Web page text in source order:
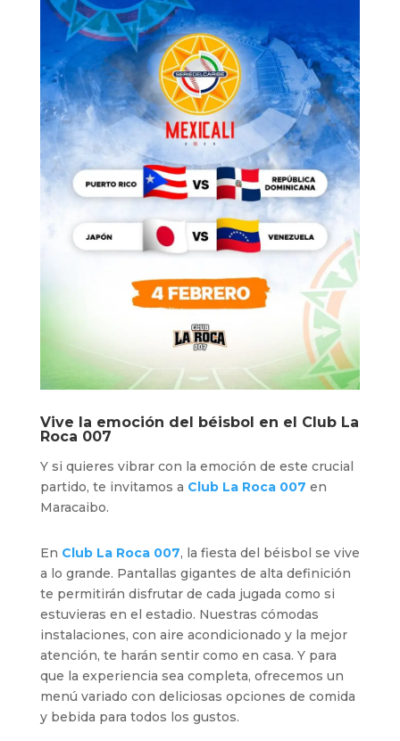
Vive la emoción del béisbol en el Club La
Roca 007
Y si quieres vibrar con la emoción de este crucial
partido, te invitamos a Club La Roca 007 en
Maracaibo.
En Club La Roca 007, la fiesta del béisbol se vive
a lo grande. Pantallas gigantes de alta definición
te permitirán disfrutar de cada jugada como si
estuvieras en el estadio. Nuestras cómodas
instalaciones, con aire acondicionado y la mejor
atención, te harán sentir como en casa. Y para
que la experiencia sea completa, ofrecemos un
menú variado con deliciosas opciones de comida
y bebida para todos los gustos.